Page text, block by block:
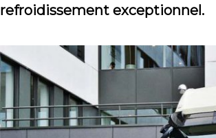
refroidissement exceptionnel.